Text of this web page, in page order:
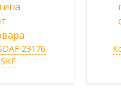
23176